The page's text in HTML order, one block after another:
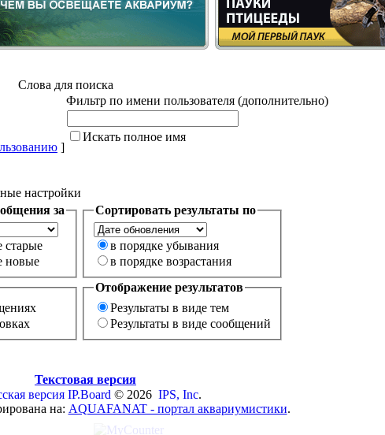
Слова для поиска
Фильтр по имени пользователя (дополнительно)
]
Искать полное имя
настройки
за
старые
новые
Сортировать результаты по
в порядке убывания
в порядке возрастания
Отображение результатов
Результаты в виде тем
Результаты в виде сообщений
Текстовая версия
версия IP.Board © 2026 IPS, Inc.
на: AQUAFANAT - портал аквариумистики.